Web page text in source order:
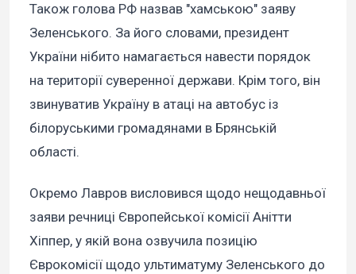
Також голова РФ назвав "хамською" заяву
Зеленського. За його словами, президент
України нібито намагається навести порядок
на території суверенної держави. Крім того, він
звинуватив Україну в атаці на автобус із
білоруськими громадянами в Брянській
області.
Окремо Лавров висловився щодо нещодавньої
заяви речниці Європейської комісії Анітти
Хіппер, у якій вона озвучила позицію
Єврокомісії щодо ультиматуму Зеленського до